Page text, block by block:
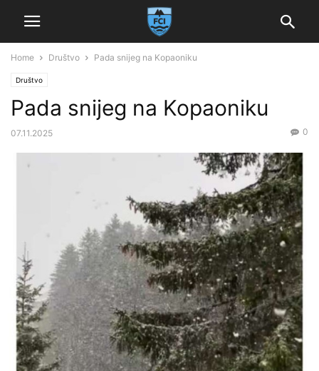
Home Društvo Pada snijeg na Kopaoniku
Društvo
Pada snijeg na Kopaoniku
07.11.2025 0